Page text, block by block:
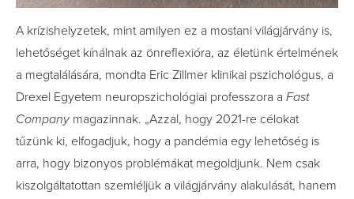
A krízishelyzetek, mint amilyen ez a mostani világjárvány is,
lehetőséget kínálnak az önreflexióra, az életünk értelmének
a megtalálására, mondta Eric Zillmer klinikai pszichológus, a
Drexel Egyetem neuropszichológiai professzora a Fast
Companymagazinnak. „Azzal, hogy 2021-re célokat
tűzünk ki, elfogadjuk, hogy a pandémia egy lehetőség is
arra, hogy bizonyos problémákat megoldjunk. Nem csak
kiszolgáltatottan szemléljük a világjárvány alakulását, hanem